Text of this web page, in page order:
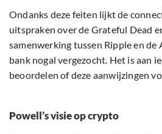
Ondanks deze feiten lijkt de
uitspraken over de Grateful Dead
samenwerking tussen Ripple en de
bank nogal vergezocht. Het is aan
beoordelen of deze aanwijzingen
Powell’s visie op crypto